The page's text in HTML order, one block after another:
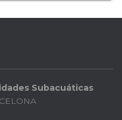
Subacuáticas